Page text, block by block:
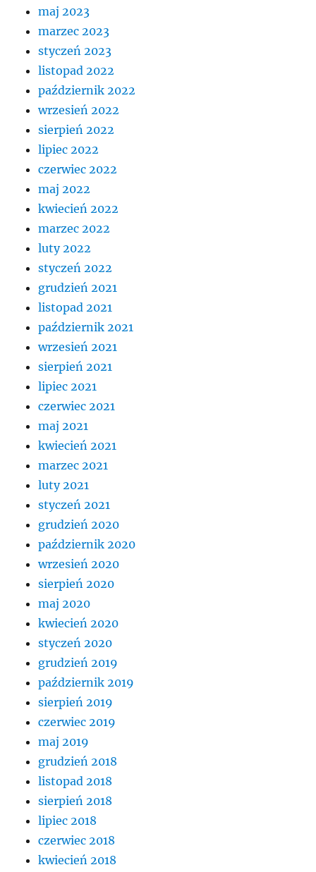
maj 2023
marzec 2023
styczeń 2023
listopad 2022
październik 2022
wrzesień 2022
sierpień 2022
lipiec 2022
czerwiec 2022
maj 2022
kwiecień 2022
marzec 2022
luty 2022
styczeń 2022
grudzień 2021
listopad 2021
październik 2021
wrzesień 2021
sierpień 2021
lipiec 2021
czerwiec 2021
maj 2021
kwiecień 2021
marzec 2021
luty 2021
styczeń 2021
grudzień 2020
październik 2020
wrzesień 2020
sierpień 2020
maj 2020
kwiecień 2020
styczeń 2020
grudzień 2019
październik 2019
sierpień 2019
czerwiec 2019
maj 2019
grudzień 2018
listopad 2018
sierpień 2018
lipiec 2018
czerwiec 2018
kwiecień 2018